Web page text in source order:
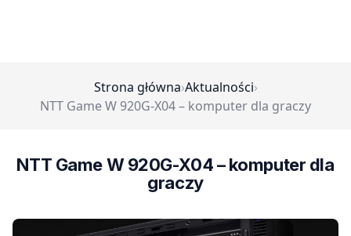
Strona główna›Aktualności›
NTT Game W 920G-X04 – komputer dla graczy
NTT Game W 920G-X04 – komputer dla
graczy